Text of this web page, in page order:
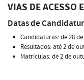
VIAS DE ACESSO
Datas de
Candidaturas: de 28
Resultados: até 2 de
Matrículas: de 2 de